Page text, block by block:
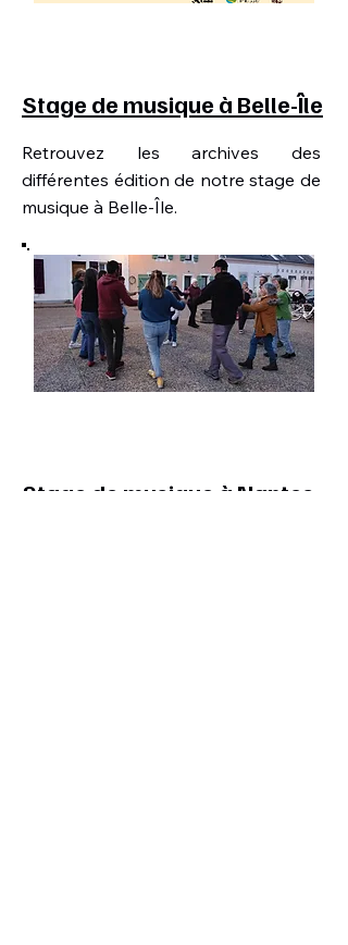
Stage de musique à Belle-Île
Retrouvez les archives des
différentes édition de notre stage de
musique à Belle-Île.
Stage de musique à Nantes